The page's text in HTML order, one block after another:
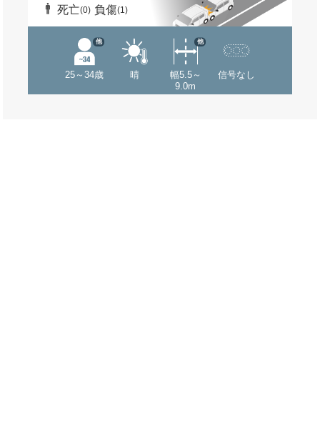
死亡(0) 負傷(1)
25～34歳
他
晴
幅5.5～
9.0m
他
信号なし